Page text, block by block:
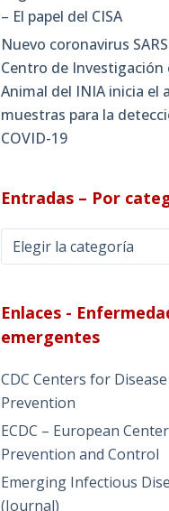
– El papel del CISA
Nuevo coronavirus
Centro de Investigación
Animal del INIA inicia el
muestras para la
COVID-19
Entradas – Por
Entradas
–
categorías
Enlaces -
emergentes
CDC Centers for
Prevention
ECDC – European
Prevention and Control
Emerging Infectious
(Journal)